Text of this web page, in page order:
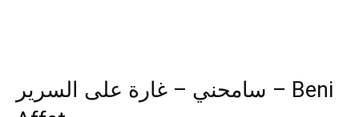
سامحني – غارة على السرير – Beni